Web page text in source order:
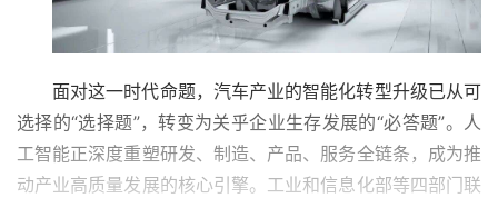
面对这一时代命题，汽车产业的智能化转型升级已从可
选择的“选择题”，转变为关乎企业生存发展的“必答题”。人
工智能正深度重塑研发、制造、产品、服务全链条，成为推
动产业高质量发展的核心引擎。工业和信息化部等四部门联